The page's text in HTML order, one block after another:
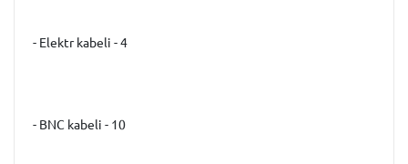
- Elektr kabeli - 4
- BNC kabeli - 10